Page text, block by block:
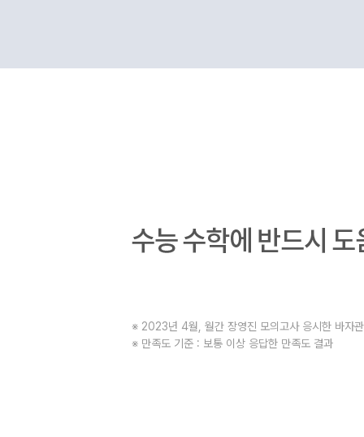
※ 2023년 4월, 월간 장영진 모의고사 응시한 바자
※ 만족도 기준 : 보통 이상 응답한 만족도 결과